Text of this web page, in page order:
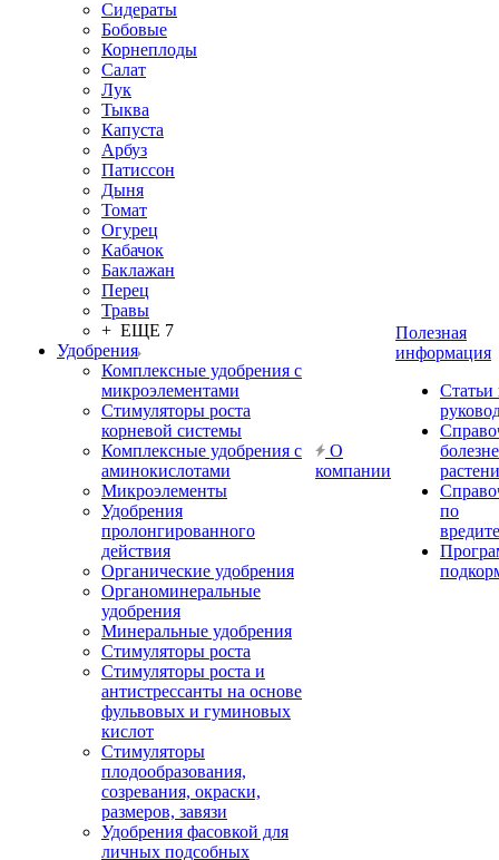
Сидераты
Бобовые
Корнеплоды
Салат
Лук
Тыква
Капуста
Арбуз
Патиссон
Дыня
Томат
Огурец
Кабачок
Баклажан
Перец
Травы
+ ЕЩЕ 7
Удобрения
Комплексные удобрения с
микроэлементами
Стимуляторы роста
корневой системы
Комплексные удобрения с
аминокислотами
Микроэлементы
Удобрения
пролонгированного
действия
Органические удобрения
Органоминеральные
удобрения
Минеральные удобрения
Стимуляторы роста
Стимуляторы роста и
антистрессанты на основе
фульвовых и гуминовых
кислот
Стимуляторы
плодообразования,
созревания, окраски,
размеров, завязи
Удобрения фасовкой для
личных подсобных
О
компании
Полезная
информация
Статьи
по